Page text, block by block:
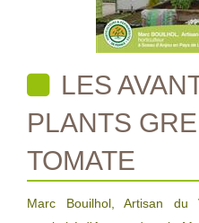
LES
PLANTS
TOMATE
Marc Bouilhol, Artisan